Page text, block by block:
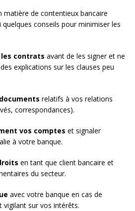
matière de contentieux bancaire
conseils pour minimiser les
contrats avant de les signer et ne
explications sur les clauses peu
relatifs à vos relations
correspondances).
vos comptes et signaler
à votre banque.
en tant que client bancaire et
du secteur.
avec votre banque en cas de
sur vos intérêts.